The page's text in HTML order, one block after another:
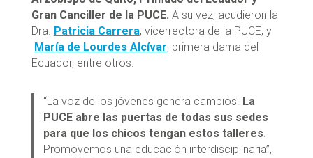
Gran Canciller de la PUCE. A su vez, acudieron la
Dra. Patricia Carrera, vicerrectora de la PUCE, y
María de Lourdes Alcívar, primera dama del
Ecuador, entre otros.
“La voz de los jóvenes genera cambios. La
PUCE abre las puertas de todas sus sedes
para que los chicos tengan estos talleres.
Promovemos una educación interdisciplinaria”,